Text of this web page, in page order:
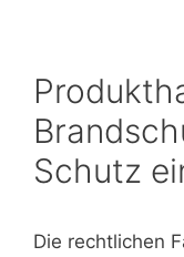
Schutz
Die rechtlichen